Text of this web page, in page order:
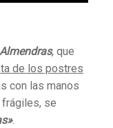
, que
de los postres
con las manos
se
.